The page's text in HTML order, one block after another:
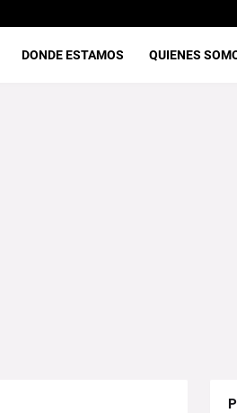
DONDE ESTAMOS QUIENES